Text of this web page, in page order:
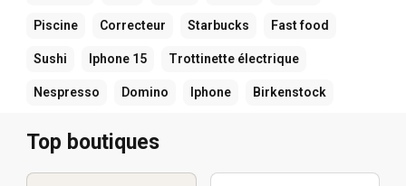
Piscine Correcteur Starbucks Fast food
Sushi Iphone 15 Trottinette électrique
Nespresso Domino Iphone Birkenstock
Top boutiques